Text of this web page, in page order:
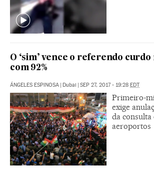
O ‘sim’ vence o referendo
com 92%
ÁNGELES ESPINOSA | Dubai | SEP 27, 2017 - 19:28 EDT
Primeiro-
exige
da consulta
aeroportos